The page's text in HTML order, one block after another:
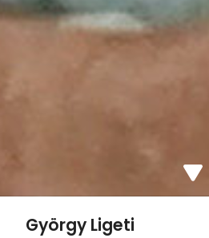
György Ligeti